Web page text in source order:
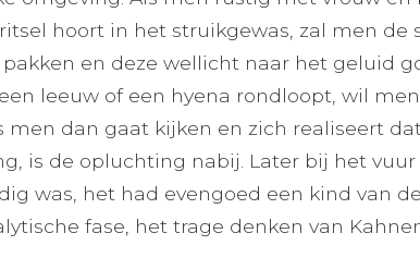
hoort in het struikgewas, zal men de
en deze wellicht naar het geluid
leeuw of een hyena rondloopt, wil
men dan gaat kijken en zich realiseert
is de opluchting nabij. Later bij het
was, het had evengoed een kind van
fase, het trage denken van